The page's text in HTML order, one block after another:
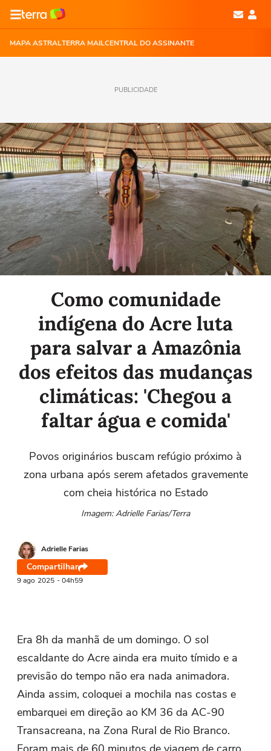
MAPA ASTRALTERRA MAILCENTRAL DO ASSINANTE
PUBLICIDADE
Como comunidade
indígena do Acre luta
para salvar a Amazônia
dos efeitos das mudanças
climáticas: 'Chegou a
faltar água e comida'
Povos originários buscam refúgio próximo à
zona urbana após serem afetados gravemente
com cheia histórica no Estado
Imagem: Adrielle Farias/Terra
Adrielle Farias
Compartilhar
9 ago 2025 - 04h59
Era 8h da manhã de um domingo. O sol
escaldante do Acre ainda era muito tímido e a
previsão do tempo não era nada animadora.
Ainda assim, coloquei a mochila nas costas e
embarquei em direção ao KM 36 da AC-90
Transacreana, na Zona Rural de Rio Branco.